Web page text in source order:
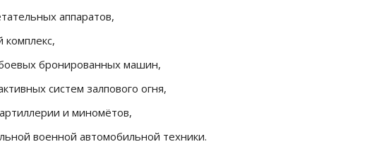
аппаратов,
бронированных машин,
систем залпового огня,
и миномётов,
военной автомобильной техники.